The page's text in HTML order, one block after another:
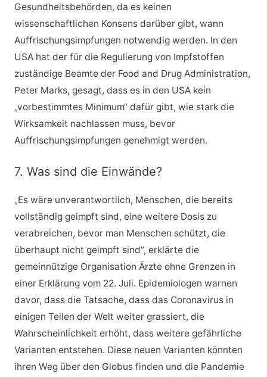
Gesundheitsbehörden, da es keinen
wissenschaftlichen Konsens darüber gibt, wann
Auffrischungsimpfungen notwendig werden. In den
USA hat der für die Regulierung von Impfstoffen
zuständige Beamte der Food and Drug Administration,
Peter Marks, gesagt, dass es in den USA kein
„vorbestimmtes Minimum“ dafür gibt, wie stark die
Wirksamkeit nachlassen muss, bevor
Auffrischungsimpfungen genehmigt werden.
7. Was sind die Einwände?
„Es wäre unverantwortlich, Menschen, die bereits
vollständig geimpft sind, eine weitere Dosis zu
verabreichen, bevor man Menschen schützt, die
überhaupt nicht geimpft sind“, erklärte die
gemeinnützige Organisation Ärzte ohne Grenzen in
einer Erklärung vom 22. Juli. Epidemiologen warnen
davor, dass die Tatsache, dass das Coronavirus in
einigen Teilen der Welt weiter grassiert, die
Wahrscheinlichkeit erhöht, dass weitere gefährliche
Varianten entstehen. Diese neuen Varianten könnten
ihren Weg über den Globus finden und die Pandemie